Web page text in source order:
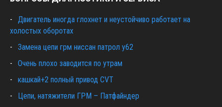
Двигатель иногда глохнет и неустойчиво работает на
холостых оборотах
Замена цепи грм ниссан патрол y62
Очень плохо заводится по утрам
кашкай+2 полный привод CVT
Цепи, натяжители ГРМ – Патфайндер